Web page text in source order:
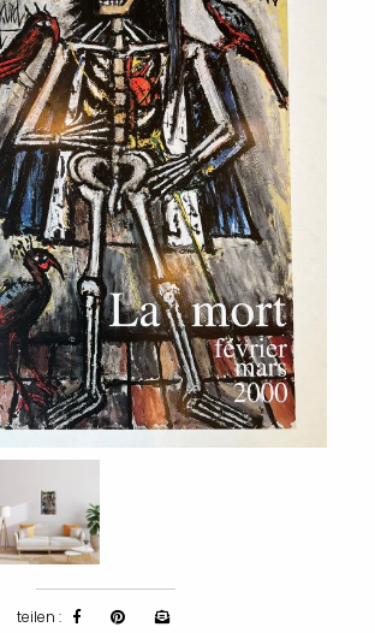
teilen :